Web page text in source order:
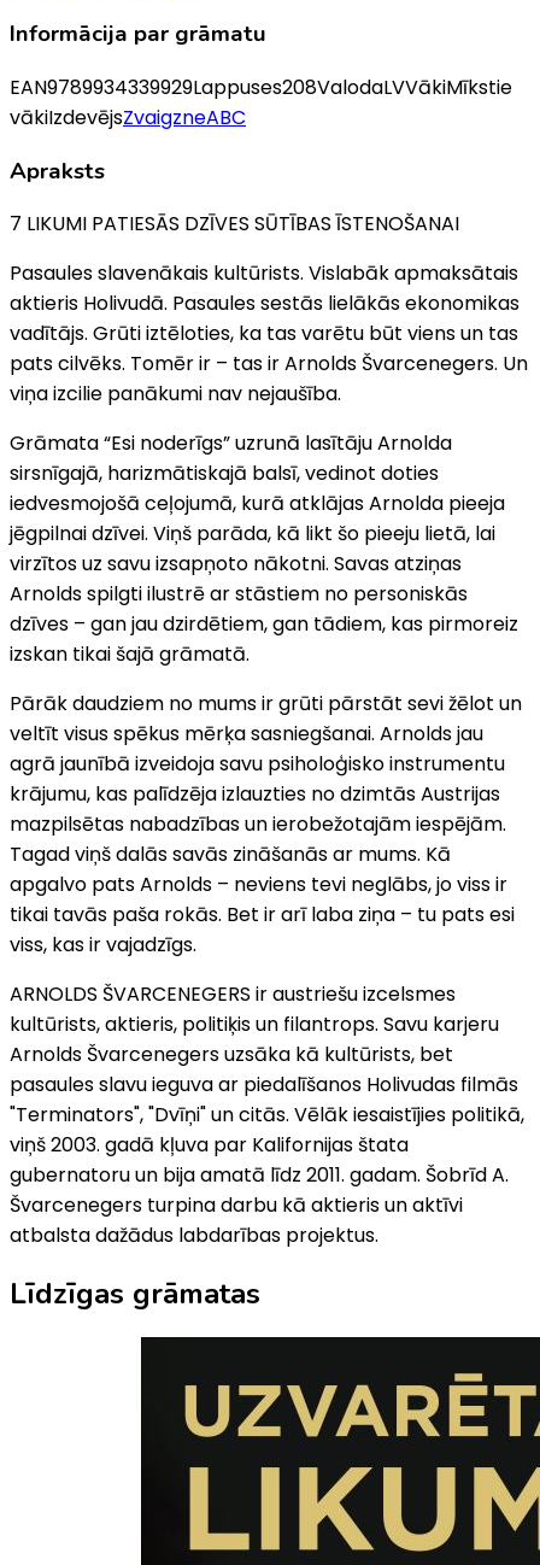
Informācija par grāmatu
EAN9789934339929Lappuses208ValodaLVVākiMīkstie
vākiIzdevējsZvaigzneABC
Apraksts
7 LIKUMI PATIESĀS DZĪVES SŪTĪBAS ĪSTENOŠANAI
Pasaules slavenākais kultūrists. Vislabāk apmaksātais
aktieris Holivudā. Pasaules sestās lielākās ekonomikas
vadītājs. Grūti iztēloties, ka tas varētu būt viens un tas
pats cilvēks. Tomēr ir – tas ir Arnolds Švarcenegers. Un
viņa izcilie panākumi nav nejaušība.
Grāmata “Esi noderīgs” uzrunā lasītāju Arnolda
sirsnīgajā, harizmātiskajā balsī, vedinot doties
iedvesmojošā ceļojumā, kurā atklājas Arnolda pieeja
jēgpilnai dzīvei. Viņš parāda, kā likt šo pieeju lietā, lai
virzītos uz savu izsapņoto nākotni. Savas atziņas
Arnolds spilgti ilustrē ar stāstiem no personiskās
dzīves – gan jau dzirdētiem, gan tādiem, kas pirmoreiz
izskan tikai šajā grāmatā.
Pārāk daudziem no mums ir grūti pārstāt sevi žēlot un
veltīt visus spēkus mērķa sasniegšanai. Arnolds jau
agrā jaunībā izveidoja savu psiholoģisko instrumentu
krājumu, kas palīdzēja izlauzties no dzimtās Austrijas
mazpilsētas nabadzības un ierobežotajām iespējām.
Tagad viņš dalās savās zināšanās ar mums. Kā
apgalvo pats Arnolds – neviens tevi neglābs, jo viss ir
tikai tavās paša rokās. Bet ir arī laba ziņa – tu pats esi
viss, kas ir vajadzīgs.
ARNOLDS ŠVARCENEGERS ir austriešu izcelsmes
kultūrists, aktieris, politiķis un filantrops. Savu karjeru
Arnolds Švarcenegers uzsāka kā kultūrists, bet
pasaules slavu ieguva ar piedalīšanos Holivudas filmās
"Terminators", "Dvīņi" un citās. Vēlāk iesaistījies politikā,
viņš 2003. gadā kļuva par Kalifornijas štata
gubernatoru un bija amatā līdz 2011. gadam. Šobrīd A.
Švarcenegers turpina darbu kā aktieris un aktīvi
atbalsta dažādus labdarības projektus.
Līdzīgas grāmatas